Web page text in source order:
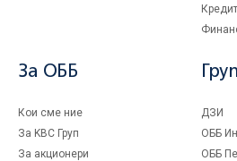
За ОББ
Кои сме ние
За KBC Груп
За акционери
ДЗИ
ОББ
ОББ